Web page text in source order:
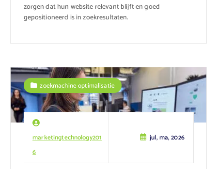
zorgen dat hun website relevant blijft en goed
gepositioneerd is in zoekresultaten.
marketingtechnology201
6
jul, ma, 2026
zoekmachine optimalisatie